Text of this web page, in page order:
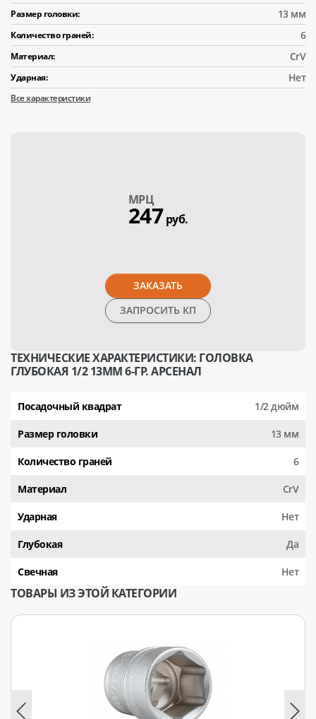
Размер головки: 13 мм
Количество граней: 6
Материал: CrV
Ударная: Нет
Все характеристики
МPЦ
247 руб.
ЗАКАЗАТЬ
ЗАПРОСИТЬ КП
ТЕХНИЧЕСКИЕ ХАРАКТЕРИСТИКИ: ГОЛОВКА
ГЛУБОКАЯ 1/2 13ММ 6-ГР. АРСЕНАЛ
Посадочный квадрат 1/2 дюйм
Размер головки 13 мм
Количество граней 6
Материал CrV
Ударная Нет
Глубокая Да
Свечная Нет
ТОВАРЫ ИЗ ЭТОЙ КАТЕГОРИИ